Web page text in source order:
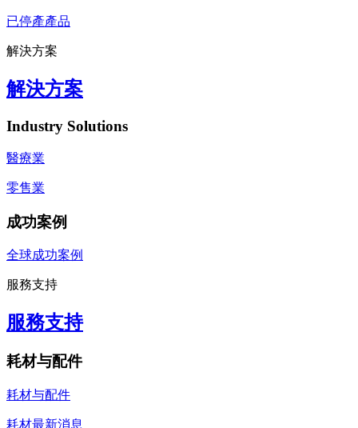
已停產產品
解決方案
解決方案
Industry Solutions
醫療業
零售業
成功案例
全球成功案例
服務支持
服務支持
耗材与配件
耗材与配件
耗材最新消息